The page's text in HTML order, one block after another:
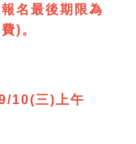
名最後期限為
)。
10(三)上午